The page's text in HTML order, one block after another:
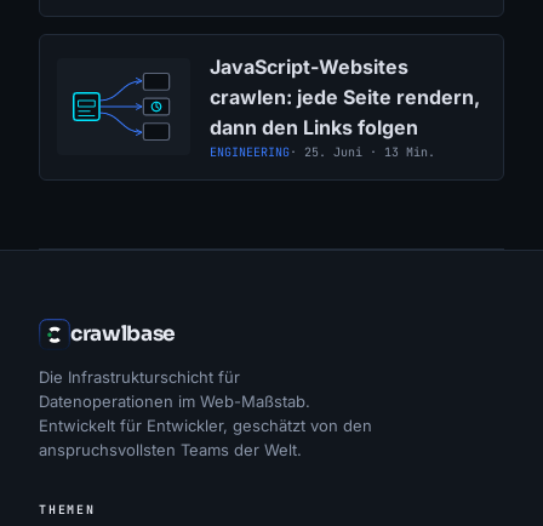
JavaScript-Websites
crawlen: jede Seite rendern,
dann den Links folgen
ENGINEERING· 25. Juni · 13 Min.
crawlbase
Die Infrastrukturschicht für
Datenoperationen im Web-Maßstab.
Entwickelt für Entwickler, geschätzt von den
anspruchsvollsten Teams der Welt.
THEMEN